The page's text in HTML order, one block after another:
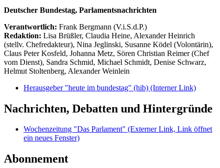
Deutscher Bundestag, Parlamentsnachrichten
Verantwortlich: Frank Bergmann (V.i.S.d.P.)
Redaktion: Lisa Brüßler, Claudia Heine, Alexander Heinrich
(stellv. Chefredakteur), Nina Jeglinski, Susanne Ködel (Volontärin),
Claus Peter Kosfeld, Johanna Metz, Sören Christian Reimer (Chef
vom Dienst), Sandra Schmid, Michael Schmidt, Denise Schwarz,
Helmut Stoltenberg, Alexander Weinlein
Herausgeber "heute im bundestag" (hib) (Interner Link)
Nachrichten, Debatten und Hintergründe
Wochenzeitung "Das Parlament" (Externer Link, Link öffnet
ein neues Fenster)
Abonnement